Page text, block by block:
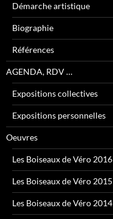
Démarche artistique
Biographie
Références
AGENDA, RDV …
Expositions collectives
Expositions personnelles
Oeuvres
Les Boiseaux de Véro 2016
Les Boiseaux de Véro 2015
Les Boiseaux de Véro 2014